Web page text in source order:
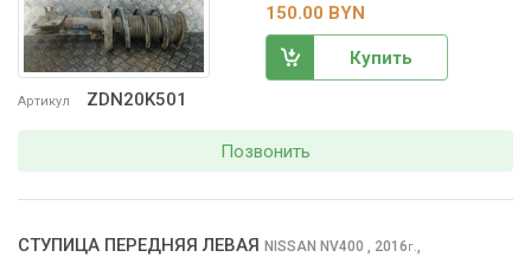
Артикул ZDN20K501
150.00 BYN
Купить
Позвонить
СТУПИЦА ПЕРЕДНЯЯ ЛЕВАЯ NISSAN NV400 , 2016г.